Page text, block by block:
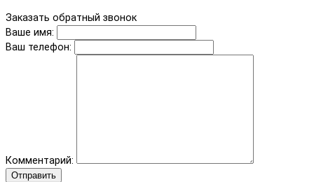
Заказать обратный звонок
Ваше имя:
Ваш телефон:
Комментарий:
Отправить